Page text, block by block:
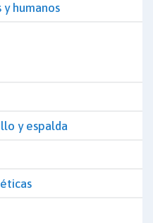
humanos
y espalda